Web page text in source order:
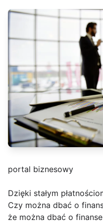
portal biznesowy
Dzięki stałym
Czy można dbać o
że można dbać o